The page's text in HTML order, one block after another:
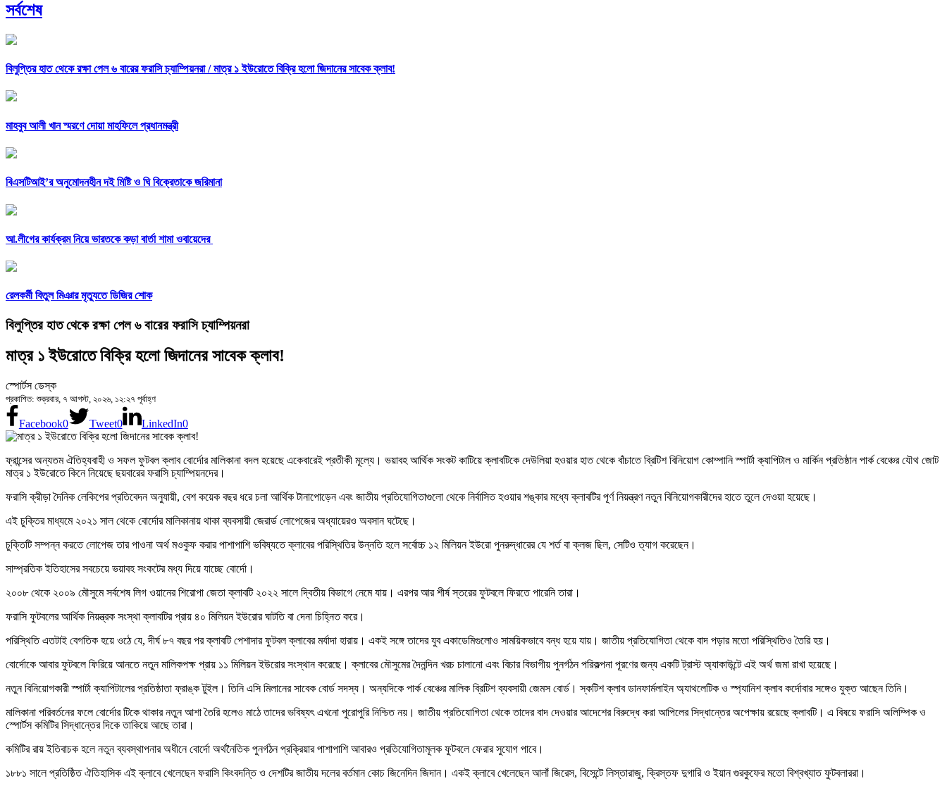
সর্বশেষ
বিলুপ্তির হাত থেকে রক্ষা পেল ৬ বারের ফরাসি চ্যাম্পিয়নরা /মাত্র ১ ইউরোতে বিক্রি হলো জিদানের সাবেক ক্লাব!
মাহবুব আলী খান স্মরণে দোয়া মাহফিলে প্রধানমন্ত্রী
বিএসটিআই’র অনুমোদনহীন দই মিষ্টি ও ঘি বিক্রেতাকে জরিমানা
আ.লীগের কার্যক্রম নিয়ে ভারতকে কড়া বার্তা শামা ওবায়েদের
রেলকর্মী বিতুল মিঞার মৃত্যুতে ডিজির শোক
বিলুপ্তির হাত থেকে রক্ষা পেল ৬ বারের ফরাসি চ্যাম্পিয়নরা
মাত্র ১ ইউরোতে বিক্রি হলো জিদানের সাবেক ক্লাব!
স্পোর্টস ডেস্ক
প্রকাশিত: শুক্রবার, ৭ আগস্ট, ২০২৬, ১২:২৭ পূর্বাহ্ণ
Facebook0 Tweet0 LinkedIn0
ফ্রান্সের অন্যতম ঐতিহ্যবাহী ও সফল ফুটবল ক্লাব বোর্দোর মালিকানা বদল হয়েছে একেবারেই প্রতীকী মূল্যে। ভয়াবহ আর্থিক সংকট কাটিয়ে ক্লাবটিকে দেউলিয়া হওয়ার হাত থেকে বাঁচাতে ব্রিটিশ বিনিয়োগ কোম্পানি স্পার্টা ক্যাপিটাল ও মার্কিন প্রতিষ্ঠান পার্ক বেঞ্চের যৌথ জোট
মাত্র ১ ইউরোতে কিনে নিয়েছে ছয়বারের ফরাসি চ্যাম্পিয়নদের।
ফরাসি ক্রীড়া দৈনিক লেকিপের প্রতিবেদন অনুযায়ী, বেশ কয়েক বছর ধরে চলা আর্থিক টানাপোড়েন এবং জাতীয় প্রতিযোগিতাগুলো থেকে নির্বাসিত হওয়ার শঙ্কার মধ্যে ক্লাবটির পূর্ণ নিয়ন্ত্রণ নতুন বিনিয়োগকারীদের হাতে তুলে দেওয়া হয়েছে।
এই চুক্তির মাধ্যমে ২০২১ সাল থেকে বোর্দোর মালিকানায় থাকা ব্যবসায়ী জেরার্ড লোপেজের অধ্যায়েরও অবসান ঘটেছে।
চুক্তিটি সম্পন্ন করতে লোপেজ তার পাওনা অর্থ মওকুফ করার পাশাপাশি ভবিষ্যতে ক্লাবের পরিস্থিতির উন্নতি হলে সর্বোচ্চ ১২ মিলিয়ন ইউরো পুনরুদ্ধারের যে শর্ত বা ক্লজ ছিল, সেটিও ত্যাগ করেছেন।
সাম্প্রতিক ইতিহাসের সবচেয়ে ভয়াবহ সংকটের মধ্য দিয়ে যাচ্ছে বোর্দো।
২০০৮ থেকে ২০০৯ মৌসুমে সর্বশেষ লিগ ওয়ানের শিরোপা জেতা ক্লাবটি ২০২২ সালে দ্বিতীয় বিভাগে নেমে যায়। এরপর আর শীর্ষ স্তরের ফুটবলে ফিরতে পারেনি তারা।
ফরাসি ফুটবলের আর্থিক নিয়ন্ত্রক সংস্থা ক্লাবটির প্রায় ৪০ মিলিয়ন ইউরোর ঘাটতি বা দেনা চিহ্নিত করে।
পরিস্থিতি এতটাই বেগতিক হয়ে ওঠে যে, দীর্ঘ ৮৭ বছর পর ক্লাবটি পেশাদার ফুটবল ক্লাবের মর্যাদা হারায়। একই সঙ্গে তাদের যুব একাডেমিগুলোও সাময়িকভাবে বন্ধ হয়ে যায়। জাতীয় প্রতিযোগিতা থেকে বাদ পড়ার মতো পরিস্থিতিও তৈরি হয়।
বোর্দোকে আবার ফুটবলে ফিরিয়ে আনতে নতুন মালিকপক্ষ প্রায় ১১ মিলিয়ন ইউরোর সংস্থান করেছে। ক্লাবের মৌসুমের দৈনন্দিন খরচ চালানো এবং বিচার বিভাগীয় পুনর্গঠন পরিকল্পনা পূরণের জন্য একটি ট্রাস্ট অ্যাকাউন্টে এই অর্থ জমা রাখা হয়েছে।
নতুন বিনিয়োগকারী স্পার্টা ক্যাপিটালের প্রতিষ্ঠাতা ফ্রাঙ্ক টুইল। তিনি এসি মিলানের সাবেক বোর্ড সদস্য। অন্যদিকে পার্ক বেঞ্চের মালিক ব্রিটিশ ব্যবসায়ী জেমস বোর্ড। স্কটিশ ক্লাব ডানফার্মলাইন অ্যাথলেটিক ও স্প্যানিশ ক্লাব কর্দোবার সঙ্গেও যুক্ত আছেন তিনি।
মালিকানা পরিবর্তনের ফলে বোর্দোর টিকে থাকার নতুন আশা তৈরি হলেও মাঠে তাদের ভবিষ্যৎ এখনো পুরোপুরি নিশ্চিত নয়। জাতীয় প্রতিযোগিতা থেকে তাদের বাদ দেওয়ার আদেশের বিরুদ্ধে করা আপিলের সিদ্ধান্তের অপেক্ষায় রয়েছে ক্লাবটি। এ বিষয়ে ফরাসি অলিম্পিক ও
স্পোর্টস কমিটির সিদ্ধান্তের দিকে তাকিয়ে আছে তারা।
কমিটির রায় ইতিবাচক হলে নতুন ব্যবস্থাপনার অধীনে বোর্দো অর্থনৈতিক পুনর্গঠন প্রক্রিয়ার পাশাপাশি আবারও প্রতিযোগিতামূলক ফুটবলে ফেরার সুযোগ পাবে।
১৮৮১ সালে প্রতিষ্ঠিত ঐতিহাসিক এই ক্লাবে খেলেছেন ফরাসি কিংবদন্তি ও দেশটির জাতীয় দলের বর্তমান কোচ জিনেদিন জিদান। একই ক্লাবে খেলেছেন আলাঁ জিরেস, বিসেন্টে লিস্তারাজু, ক্রিস্তফ দুগারি ও ইয়ান গুরকুফের মতো বিশ্বখ্যাত ফুটবলাররা।